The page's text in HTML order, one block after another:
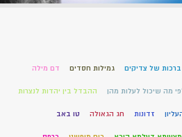
ברכות של צדיקים גמילות חסדים דם מילה
מה שיכול לעלות מהן ההבדל בין יהדות לנצרות
זדונות חג הגאולה טו באב